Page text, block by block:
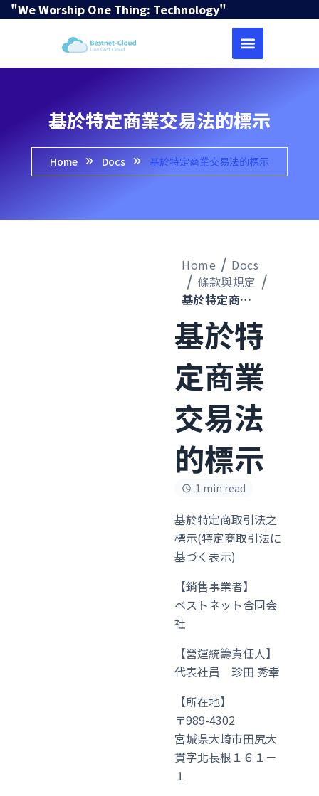
"We Worship One Thing: Technology"
基於特定商業交易法的標示
Home Docs 基於特定商業交易法的標示
Home
Docs
條款與規定
基於特定商業交易法的標示
基於特
定商業
交易法
的標示
1 min read
基於特定商取引法之
標示(特定商取引法に
基づく表示)
【銷售事業者】
ベストネット合同会
社
【營運統籌責任人】
代表社員 珍田 秀幸
【所在地】
〒989-4302
宮城県大崎市田尻大
貫字北長根１６１－
１